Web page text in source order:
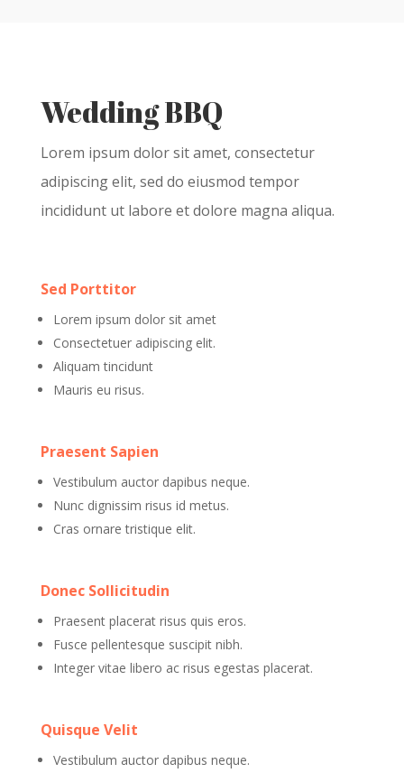
Wedding BBQ
Lorem ipsum dolor sit amet, consectetur
adipiscing elit, sed do eiusmod tempor
incididunt ut labore et dolore magna aliqua.
Sed Porttitor
Lorem ipsum dolor sit amet
Consectetuer adipiscing elit.
Aliquam tincidunt
Mauris eu risus.
Praesent Sapien
Vestibulum auctor dapibus neque.
Nunc dignissim risus id metus.
Cras ornare tristique elit.
Donec Sollicitudin
Praesent placerat risus quis eros.
Fusce pellentesque suscipit nibh.
Integer vitae libero ac risus egestas placerat.
Quisque Velit
Vestibulum auctor dapibus neque.